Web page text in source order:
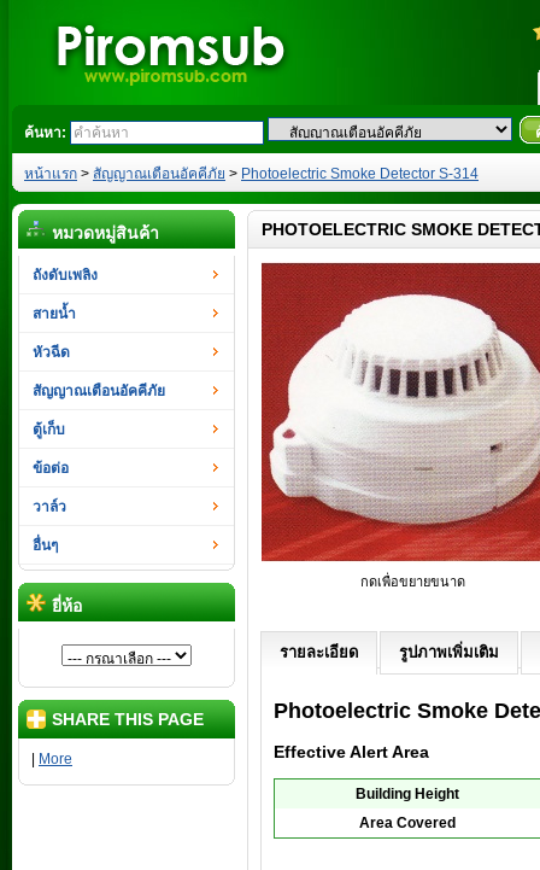
ค้นหา:
หน้าแรก > สัญญาณเตือนอัคคีภัย > Photoelectric Smoke Detector S-314
หมวดหมู่สินค้า
ถังดับเพลิง
สายน้ำ
หัวฉีด
สัญญาณเตือนอัคคีภัย
ตู้เก็บ
ข้อต่อ
วาล์ว
อื่นๆ
ยี่ห้อ
SHARE THIS PAGE
More
PHOTOELECTRIC SMOKE
กดเพื่อขยายขนาด
รายละเอียด รูปภาพเพิ่มเติม
Photoelectric Smoke
Effective Alert Area
Building Height
Area Covered